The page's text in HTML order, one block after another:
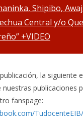
Shipibo,
Central y/o
+VIDEO
la siguiente
nuestras publicaciones
fanspage:
TudocenteEIB/